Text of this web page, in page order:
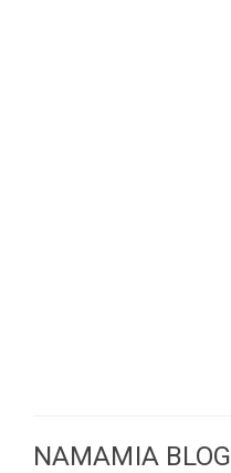
NAMAMIA BLOG